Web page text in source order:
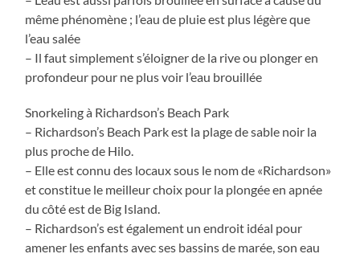
même phénomène ; l’eau de pluie est plus légère que
l’eau salée
– Il faut simplement s’éloigner de la rive ou plonger en
profondeur pour ne plus voir l’eau brouillée
Snorkeling à Richardson’s Beach Park
– Richardson’s Beach Park est la plage de sable noir la
plus proche de Hilo.
– Elle est connu des locaux sous le nom de «Richardson»
et constitue le meilleur choix pour la plongée en apnée
du côté est de Big Island.
– Richardson’s est également un endroit idéal pour
amener les enfants avec ses bassins de marée, son eau